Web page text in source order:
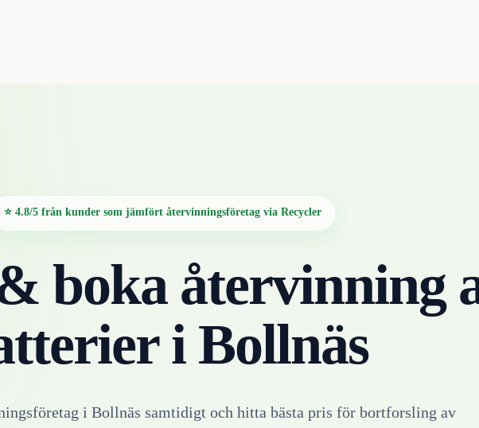
⭐ 4.8/5 från kunder som jämfört återvinningsföretag via Recycler
boka återvinning
i Bollnäs
i Bollnäs samtidigt och hitta bästa pris för bortforsling av